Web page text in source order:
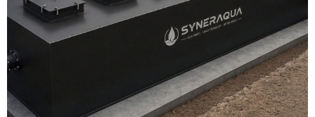
Loji rawatan air sisa kontena modular
menyepadukan proses rawatan lengkap dalam
dimensi kontena penghantaran standard,
membolehkan fabrikasi kedai, pengangkutan
bersepadu dan pemasangan pantas di tapak.